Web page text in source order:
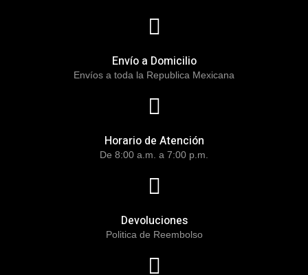
Envío a Domicilio
Envíos a toda la Republica Mexicana
Horario de Atención
De 8:00 a.m. a 7:00 p.m.
Devoluciones
Politica de Reembolso